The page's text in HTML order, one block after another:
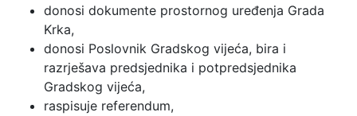
donosi dokumente prostornog uređenja Grada
Krka,
donosi Poslovnik Gradskog vijeća, bira i
razrješava predsjednika i potpredsjednika
Gradskog vijeća,
raspisuje referendum,